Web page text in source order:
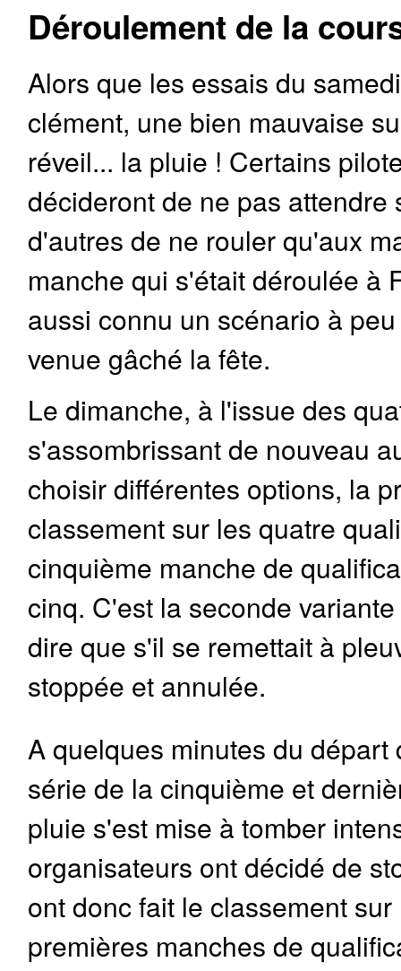
Déroulement de la
Alors que les essais du
clément, une bien mauvaise
réveil... la pluie ! Certains
décideront de ne pas
d'autres de ne rouler qu'aux
manche qui s'était déroulée à
aussi connu un scénario à
venue gâché la fête.
Le dimanche, à l'issue des
s'assombrissant de nouveau
choisir différentes options, la
classement sur les quatre
cinquième manche de
cinq. C'est la seconde
dire que s'il se remettait à
stoppée et annulée.
A quelques minutes du départ
série de la cinquième et
pluie s'est mise à tomber
organisateurs ont décidé de
ont donc fait le classement
premières manches de